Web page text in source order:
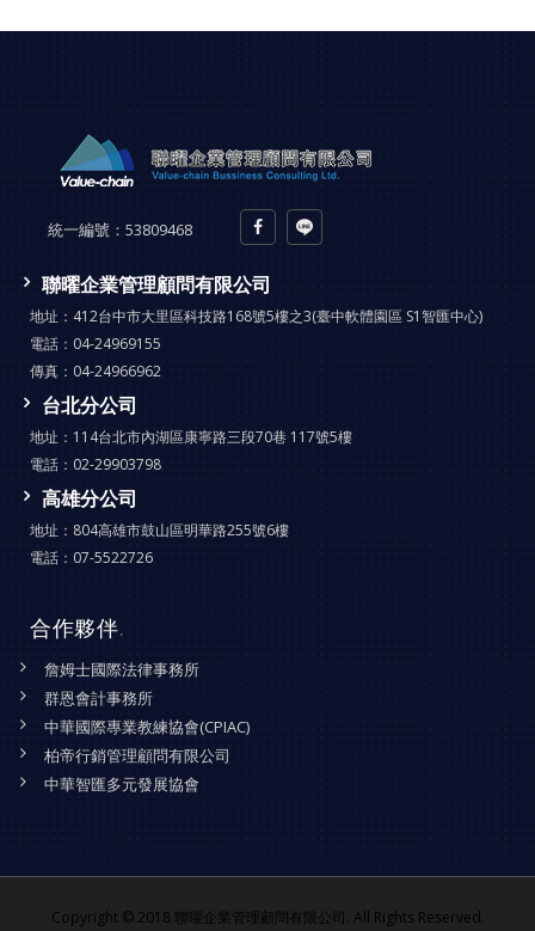
統一編號： 53809468
聯曜企業管理顧問有限公司
地址： 412台中市大里區科技路168號5樓之3(臺中軟體園區 S1智匯中心)
電話： 04-24969155
傳真： 04-24966962
台北分公司
地址： 114台北市內湖區康寧路三段70巷 117號5樓
電話： 02-29903798
高雄分公司
地址： 804高雄市鼓山區明華路255號6樓
電話： 07-5522726
合作夥伴.
詹姆士國際法律事務所
群恩會計事務所
中華國際專業教練協會(CPIAC)
柏帝行銷管理顧問有限公司
中華智匯多元發展協會
Copyright © 2018 聯曜企業管理顧問有限公司. All Rights Reserved.